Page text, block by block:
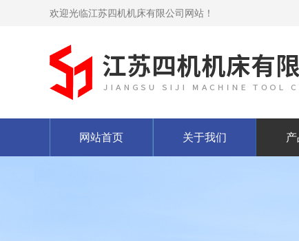
欢迎光临江苏四机机床有限公司网站！
网站首页 关于我们